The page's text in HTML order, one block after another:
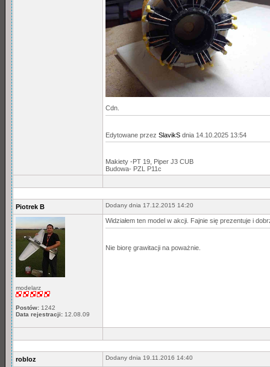
Cdn.
Edytowane przez SlavikS dnia 14.10.2025 13:54
Makiety -PT 19, Piper J3 CUB
Budowa- PZL P11c
Piotrek B Dodany dnia 17.12.2015 14:20
modelarz
Postów: 1242
Data rejestracji: 12.08.09
Widziałem ten model w akcji. Fajnie się prezentuje i
Nie biorę grawitacji na poważnie.
robloz Dodany dnia 19.11.2016 14:40